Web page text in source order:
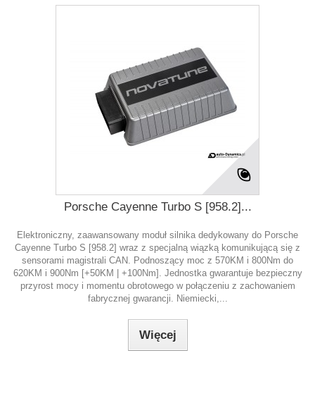
Porsche Cayenne Turbo S [958.2]...
Elektroniczny, zaawansowany moduł silnika dedykowany do Porsche
Cayenne Turbo S [958.2] wraz z specjalną wiązką komunikującą się z
sensorami magistrali CAN. Podnoszący moc z 570KM i 800Nm do
620KM i 900Nm [+50KM | +100Nm]. Jednostka gwarantuje bezpieczny
przyrost mocy i momentu obrotowego w połączeniu z zachowaniem
fabrycznej gwarancji. Niemiecki,...
Więcej